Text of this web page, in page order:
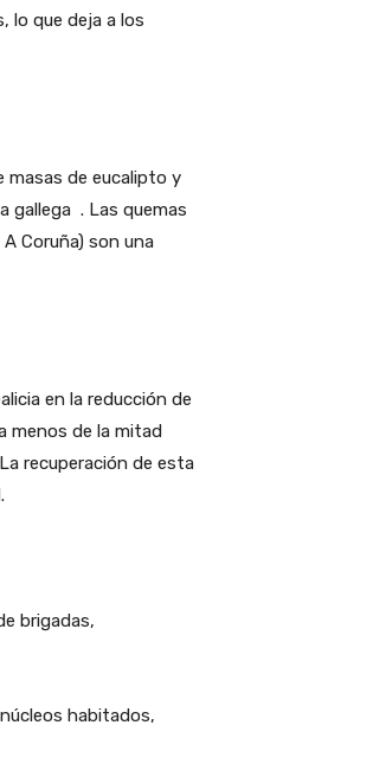
lo que deja a los
masas de eucalipto y
gallega . Las quemas
Coruña) son una
en la reducción de
menos de la mitad
recuperación de esta
brigadas,
habitados,